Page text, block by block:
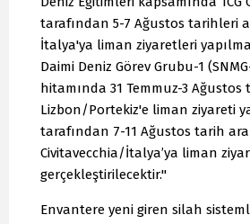
tarafından 5-7 Ağustos tarihleri
İtalya'ya liman ziyaretleri
Daimi Deniz Görev Grubu-1
hitamında 31 Temmuz-3
Lizbon/Portekiz'e liman ziyareti
tarafından 7-11 Ağustos tarih
Civitavecchia/İtalya’ya liman
gerçekleştirilecektir."
Envantere yeni giren silah